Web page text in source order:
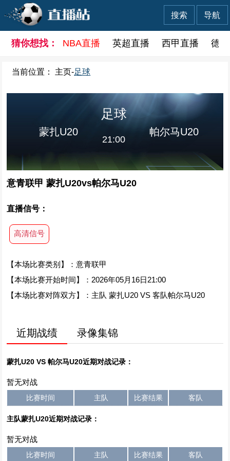
导航
搜索
猜你想找： NBA直播 英超直播 西甲直播 德
当前位置： 主页-足球
蒙扎U20
足球
21:00
帕尔马U20
意青联甲 蒙扎U20vs帕尔马U20
直播信号：
高清信号
【本场比赛类别】：意青联甲
【本场比赛开始时间】：2026年05月16日21:00
【本场比赛对阵双方】：主队 蒙扎U20 VS 客队帕尔马U20
近期战绩 录像集锦
蒙扎U20 VS 帕尔马U20近期对战记录：
暂无对战
比赛时间 主队 比赛结果 客队
主队蒙扎U20近期对战记录：
暂无对战
比赛时间 主队 比赛结果 客队